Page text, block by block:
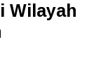
Wilayah